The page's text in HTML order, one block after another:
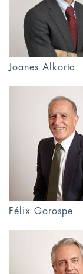
Joanes Alkorta
Félix Gorospe